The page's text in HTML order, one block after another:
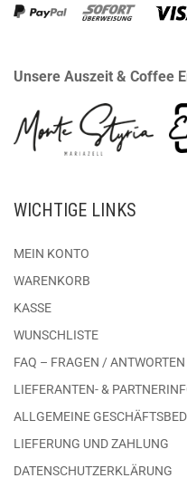
Unsere Auszeit & Coffee
WICHTIGE LINKS
MEIN KONTO
WARENKORB
KASSE
WUNSCHLISTE
FAQ – FRAGEN / ANTWORTEN
LIEFERANTEN- &
ALLGEMEINE
LIEFERUNG UND ZAHLUNG
DATENSCHUTZERKLÄRUNG